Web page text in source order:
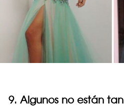
9. Algunos no están